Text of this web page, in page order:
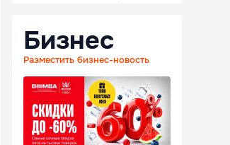
Бизнес
Разместить бизнес-новость